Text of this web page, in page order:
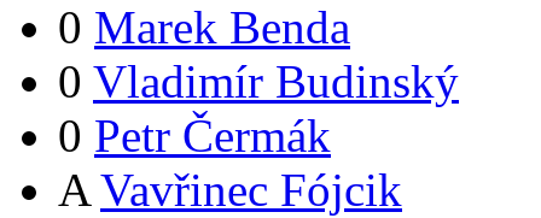
0 Marek Benda
0 Vladimír Budinský
0 Petr Čermák
A Vavřinec Fójcik